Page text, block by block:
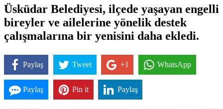
Üsküdar Belediyesi, ilçede yaşayan engelli
bireyler ve ailelerine yönelik destek
çalışmalarına bir yenisini daha ekledi.
Paylaş Tweet +1 WhatsApp
Paylaş Pin it Paylaş